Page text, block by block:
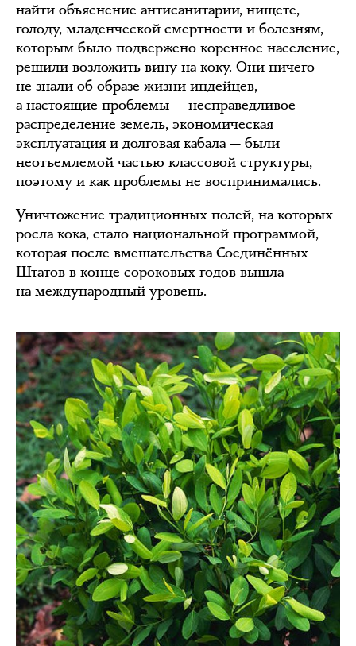
найти объяснение антисанитарии, нищете,
голоду, младенческой смертности и болезням,
которым было подвержено коренное население,
решили возложить вину на коку. Они ничего
не знали об образе жизни индейцев,
а настоящие проблемы — несправедливое
распределение земель, экономическая
эксплуатация и долговая кабала — были
неотъемлемой частью классовой структуры,
поэтому и как проблемы не воспринимались.
Уничтожение традиционных полей, на которых
росла кока, стало национальной программой,
которая после вмешательства Соединённых
Штатов в конце сороковых годов вышла
на международный уровень.